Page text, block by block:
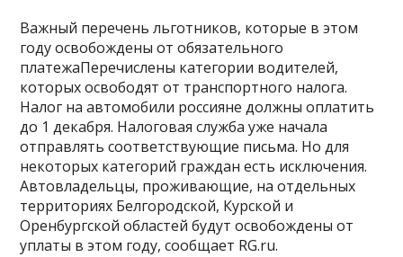
Важный перечень льготников, которые в этом
году освобождены от обязательного
платежаПеречислены категории водителей,
которых освободят от транспортного налога.
Налог на автомобили россияне должны оплатить
до 1 декабря. Налоговая служба уже начала
отправлять соответствующие письма. Но для
некоторых категорий граждан есть исключения.
Автовладельцы, проживающие, на отдельных
территориях Белгородской, Курской и
Оренбургской областей будут освобождены от
уплаты в этом году, сообщает RG.ru.